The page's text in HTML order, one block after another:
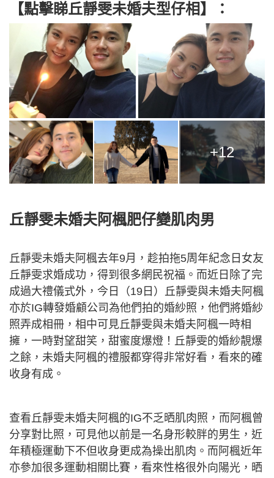
【點擊睇丘靜雯未婚夫型仔相】：
+12
丘靜雯未婚夫阿楓肥仔變肌肉男
丘靜雯未婚夫阿楓去年9月，趁拍拖5周年紀念日女友
丘靜雯求婚成功，得到很多網民祝福。而近日除了完
成過大禮儀式外，今日（19日）丘靜雯與未婚夫阿楓
亦於IG轉發婚顧公司為他們拍的婚紗照，他們將婚紗
照弄成相冊，相中可見丘靜雯與未婚夫阿楓一時相
擁，一時對望甜笑，甜蜜度爆燈！丘靜雯的婚紗靚爆
之餘，未婚夫阿楓的禮服都穿得非常好看，看來的確
收身有成。
查看丘靜雯未婚夫阿楓的IG不乏晒肌肉照，而阿楓曾
分享對比照，可見他以前是一名身形較胖的男生，近
年積極運動下不但收身更成為操出肌肉。而阿楓近年
亦參加很多運動相關比賽，看來性格很外向陽光，晒